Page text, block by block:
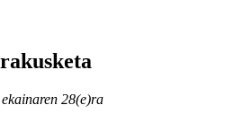
28(e)ra